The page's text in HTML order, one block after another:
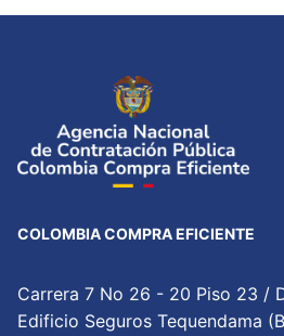
COLOMBIA COMPRA EFICIENTE
Carrera 7 No 26 - 20 Piso 23 /
Edificio Seguros Tequendama